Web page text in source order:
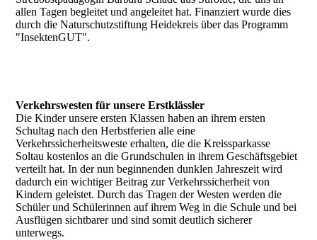
allen Tagen begleitet und angeleitet hat. Finanziert wurde dies
durch die Naturschutzstiftung Heidekreis über das Programm
"InsektenGUT".
Verkehrswesten für unsere Erstklässler
Die Kinder unsere ersten Klassen haben an ihrem ersten
Schultag nach den Herbstferien alle eine
Verkehrssicherheitsweste erhalten, die die Kreissparkasse
Soltau kostenlos an die Grundschulen in ihrem Geschäftsgebiet
verteilt hat. In der nun beginnenden dunklen Jahreszeit wird
dadurch ein wichtiger Beitrag zur Verkehrssicherheit von
Kindern geleistet. Durch das Tragen der Westen werden die
Schüler und Schülerinnen auf ihrem Weg in die Schule und bei
Ausflügen sichtbarer und sind somit deutlich sicherer
unterwegs.